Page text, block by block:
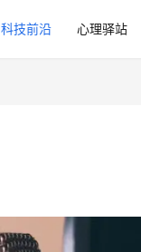
科技前沿 心理驿站